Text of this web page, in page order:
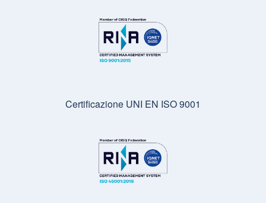
Certificazione UNI EN ISO 9001